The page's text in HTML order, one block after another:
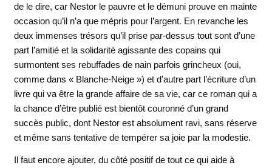
de le dire, car Nestor le pauvre et le démuni prouve en mainte
occasion qu’il n’a que mépris pour l’argent. En revanche les
deux immenses trésors qu’il prise par-dessus tout sont d’une
part l’amitié et la solidarité agissante des copains qui
surmontent ses rebuffades de nain parfois grincheux (oui,
comme dans « Blanche-Neige ») et d’autre part l’écriture d’un
livre qui va être la grande affaire de sa vie, car ce roman qui a
la chance d’être publié est bientôt couronné d’un grand
succès public, dont Nestor est absolument ravi, sans réserve
et même sans tentative de tempérer sa joie par la modestie.
Il faut encore ajouter, du côté positif de tout ce qui aide à